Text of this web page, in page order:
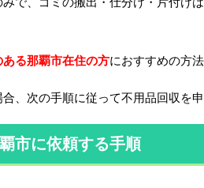
る那覇市在住の方におすすめの方法
、次の手順に従って不用品回収を申
市に依頼する手順